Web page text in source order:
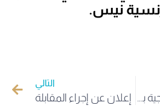
نيس.
التالي
إعلان عن إجراء المقابلة